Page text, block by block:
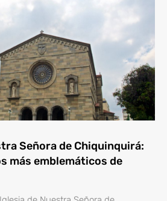
Señora de Chiquinquirá:
más emblemáticos de